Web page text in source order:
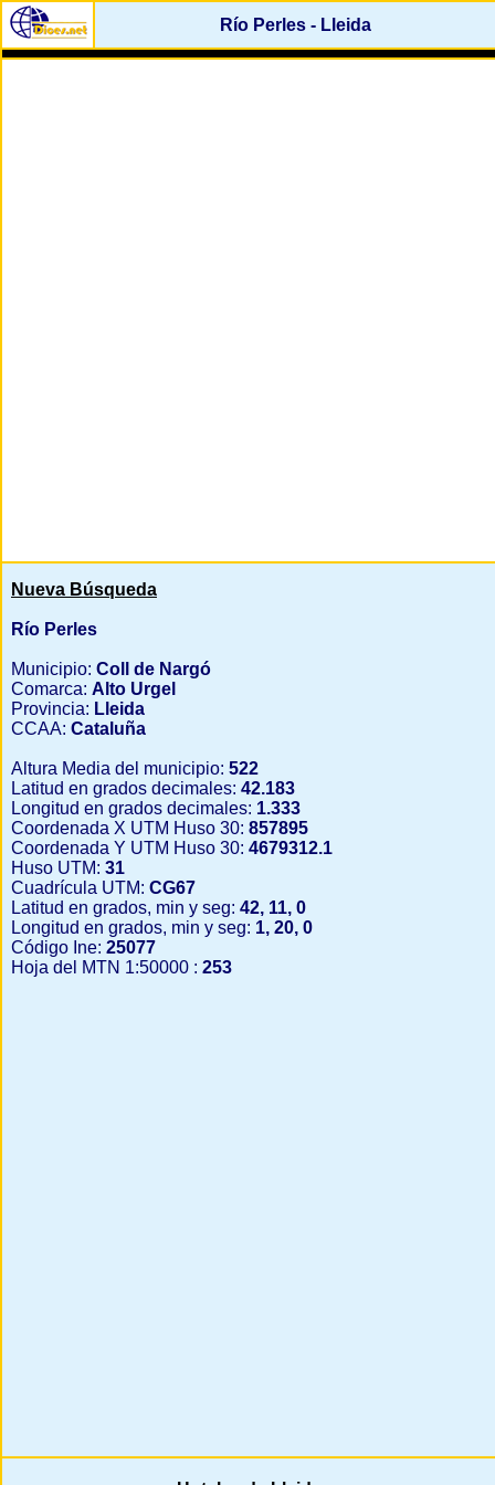
Río Perles - Lleida
Nueva Búsqueda
Río Perles
Municipio: Coll de Nargó
Comarca: Alto Urgel
Provincia: Lleida
CCAA: Cataluña
Altura Media del municipio: 522
Latitud en grados decimales: 42.183
Longitud en grados decimales: 1.333
Coordenada X UTM Huso 30: 857895
Coordenada Y UTM Huso 30: 4679312.1
Huso UTM: 31
Cuadrícula UTM: CG67
Latitud en grados, min y seg: 42, 11, 0
Longitud en grados, min y seg: 1, 20, 0
Código Ine: 25077
Hoja del MTN 1:50000 : 253